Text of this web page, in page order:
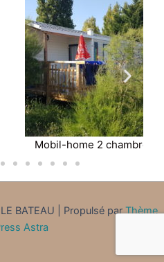
2 chambres
BATEAU | Propulsé parThème
Astra